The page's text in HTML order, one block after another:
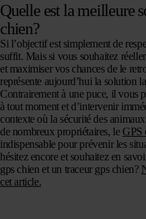
Quelle est la meilleure
chien?
Si l’objectif est simplement de
suffit. Mais si vous souhaitez
et maximiser vos chances de le
représente aujourd’hui la solution
Contrairement à une puce, il vous
à tout moment et d’intervenir
contexte où la sécurité des
de nombreux propriétaires, le GPS
indispensable pour prévenir les
hésitez encore et souhaitez en
gps chien et un traceur gps chien?
cet article.